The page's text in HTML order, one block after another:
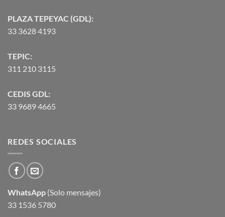
PLAZA TEPEYAC (GDL):
33 3628 4193
TEPIC:
311 210 3115
CEDIS GDL:
33 9689 4665
REDES SOCIALES
WhatsApp (Solo mensajes)
33 1536 5780